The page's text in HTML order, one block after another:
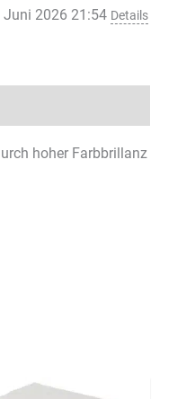
2026 21:54 Details
hoher Farbbrillanz